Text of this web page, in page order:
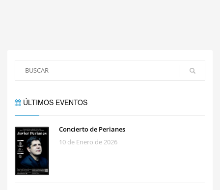
ÚLTIMOS EVENTOS
Concierto de Perianes
10 de Enero de 2026